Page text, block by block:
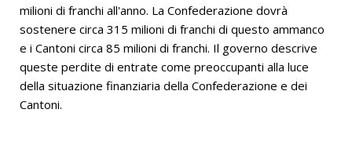
milioni di franchi all'anno. La Confederazione dovrà
sostenere circa 315 milioni di franchi di questo ammanco
e i Cantoni circa 85 milioni di franchi. Il governo descrive
queste perdite di entrate come preoccupanti alla luce
della situazione finanziaria della Confederazione e dei
Cantoni.